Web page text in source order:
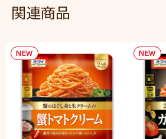
関連商品
NEW NEW